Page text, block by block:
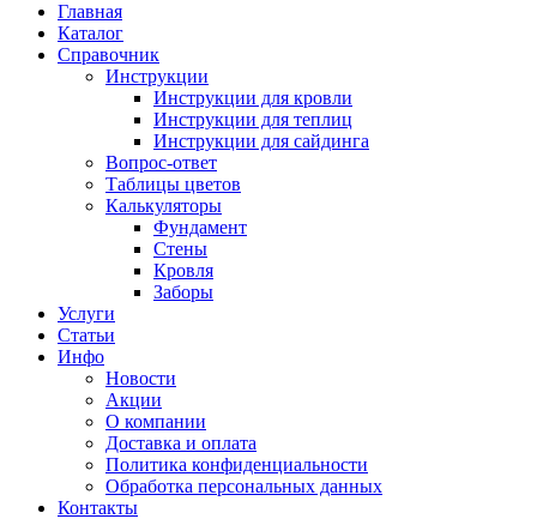
Главная
Каталог
Cправочник
Инструкции
Инструкции для кровли
Инструкции для теплиц
Инструкции для сайдинга
Вопрос-ответ
Таблицы цветов
Калькуляторы
Фундамент
Стены
Кровля
Заборы
Услуги
Статьи
Инфо
Новости
Акции
О компании
Доставка и оплата
Политика конфиденциальности
Обработка персональных данных
Контакты